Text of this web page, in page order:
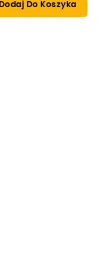
Dodaj Do Koszyka